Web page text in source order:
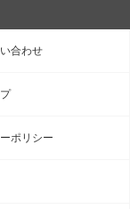
合わせ
ポリシー